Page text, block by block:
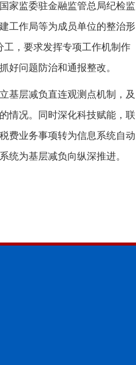
家监委驻金融监管总局纪检监
工作局等为成员单位的整治形
工，要求发挥专项工作机制作
好问题防治和通报整改。
基层减负直连观测点机制，及
情况。同时深化科技赋能，联
费业务事项转为信息系统自动
统为基层减负向纵深推进。